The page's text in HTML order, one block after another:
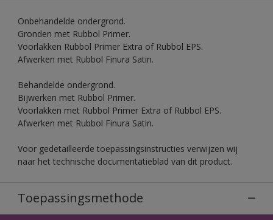
Onbehandelde ondergrond.
Gronden met Rubbol Primer.
Voorlakken Rubbol Primer Extra of Rubbol EPS.
Afwerken met Rubbol Finura Satin.
Behandelde ondergrond.
Bijwerken met Rubbol Primer.
Voorlakken met Rubbol Primer Extra of Rubbol EPS.
Afwerken met Rubbol Finura Satin.
Voor gedetailleerde toepassingsinstructies verwijzen wij
naar het technische documentatieblad van dit product.
Toepassingsmethode